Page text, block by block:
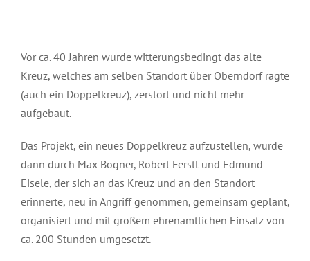
Vor ca. 40 Jahren wurde witterungsbedingt das alte
Kreuz, welches am selben Standort über Oberndorf ragte
(auch ein Doppelkreuz), zerstört und nicht mehr
aufgebaut.
Das Projekt, ein neues Doppelkreuz aufzustellen, wurde
dann durch Max Bogner, Robert Ferstl und Edmund
Eisele, der sich an das Kreuz und an den Standort
erinnerte, neu in Angriff genommen, gemeinsam geplant,
organisiert und mit großem ehrenamtlichen Einsatz von
ca. 200 Stunden umgesetzt.